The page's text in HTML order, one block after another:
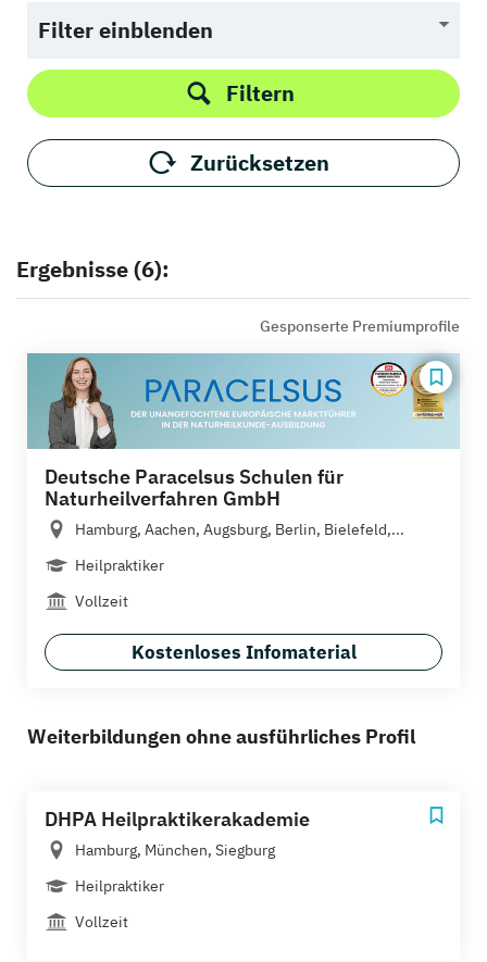
Filter einblenden
Filtern
Zurücksetzen
Ergebnisse (6):
Gesponserte Premiumprofile
Deutsche Paracelsus Schulen für
Naturheilverfahren GmbH
Hamburg, Aachen, Augsburg, Berlin, Bielefeld,...
Heilpraktiker
Vollzeit
Kostenloses Infomaterial
Weiterbildungen ohne ausführliches Profil
DHPA Heilpraktikerakademie
Hamburg, München, Siegburg
Heilpraktiker
Vollzeit